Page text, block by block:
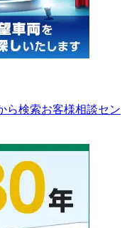
ら検索お客様相談セン